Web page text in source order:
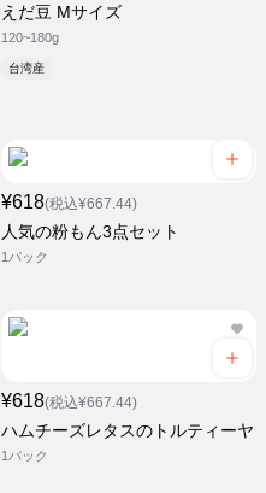
えだ豆 Mサイズ
120~180g
台湾産
¥618(税込¥667.44)
人気の粉もん3点セット
1パック
¥618(税込¥667.44)
ハムチーズレタスのトルティーヤ
1パック